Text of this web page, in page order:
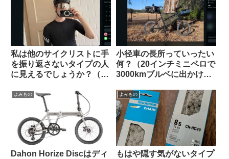
察）
私は他のサイクリストに手
を振り返さないタイプの人
に見えるでしょうか？（海
小径車の長所っていったい
何？（20インチミニベロで
3000kmブルベに出かけま
スレッドから）
よみもの
Dahon Horize Discはディ
よみもの
もはや隠す気がないタイプ